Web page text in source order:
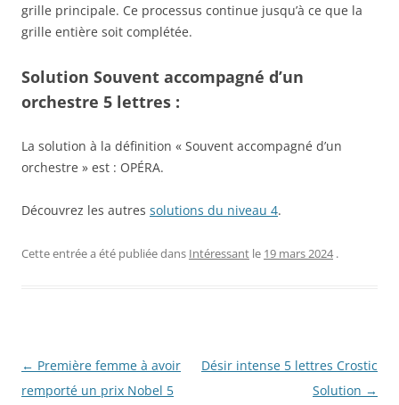
grille principale. Ce processus continue jusqu’à ce que la
grille entière soit complétée.
Solution Souvent accompagné d’un
orchestre 5 lettres :
La solution à la définition « Souvent accompagné d’un
orchestre » est : OPÉRA.
Découvrez les autres solutions du niveau 4.
Cette entrée a été publiée dans Intéressant le 19 mars 2024 .
Navigation
des
← Première femme à avoir
remporté un prix Nobel 5
Désir intense 5 lettres Crostic
Solution →